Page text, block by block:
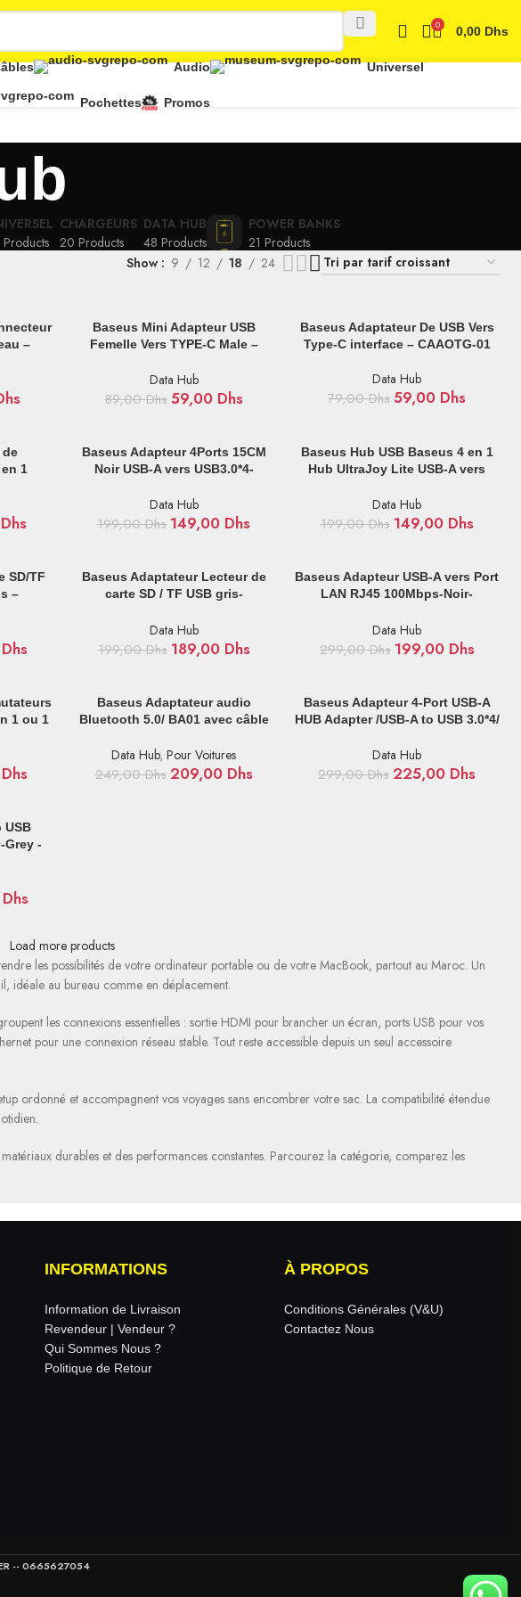
0 0,00 Dhs
Audio Universel
Pochettes Promos
CHARGEURS
20 Products
DATA HUB
48 Products
POWER BANKS
21 Products
Show 9 12 18 24
–
AJOUTER AU PANIER
Baseus Mini Adapteur USB
Femelle Vers TYPE-C Male –
Data Hub
89,00Dhs 59,00 Dhs
AJOUTER AU PANIER
Baseus Adaptateur De USB Vers
Type-C interface – CAAOTG-01
Data Hub
79,00Dhs59,00 Dhs
de
1
Dhs
AJOUTER AU PANIER
Baseus Adapteur 4Ports 15CM
Noir USB-A vers USB3.0*4-
Data Hub
199,00Dhs 149,00 Dhs
AJOUTER AU PANIER
Baseus Hub USB Baseus 4 en 1
Hub UltraJoy Lite USB-A vers
B0005280B811-00
Data Hub
199,00Dhs 149,00 Dhs
SD/TF
–
Dhs
AJOUTER AU PANIER
Baseus Adaptateur Lecteur de
carte SD / TF USB gris-
Data Hub
199,00Dhs 189,00 Dhs
AJOUTER AU PANIER
Baseus Adapteur USB-A vers Port
LAN RJ45 100Mbps-Noir-
Data Hub
299,00Dhs 199,00 Dhs
1 ou 1
Dhs
AJOUTER AU PANIER
Baseus Adaptateur audio
Bluetooth 5.0/ BA01 avec câble
01
Data Hub,Pour Voitures
249,00Dhs 209,00 Dhs
AJOUTER AU PANIER
Baseus Adapteur 4-Port USB-A
HUB Adapter /USB-A to USB 3.0*4/
Data Hub
299,00Dhs225,00 Dhs
USB
Grey -
Dhs
Load more products
les possibilités de votre ordinateur portable ou de votre MacBook, partout au Maroc. Un
idéale au bureau comme en déplacement.
les connexions essentielles : sortie HDMI pour brancher un écran, ports USB pour vos
pour une connexion réseau stable. Tout reste accessible depuis un seul accessoire
ordonné et accompagnent vos voyages sans encombrer votre sac. La compatibilité étendue
durables et des performances constantes. Parcourez la catégorie, comparez les
INFORMATIONS
Information de Livraison
Revendeur | Vendeur ?
Qui Sommes Nous ?
Politique de Retour
À PROPOS
Conditions Générales (V&U)
Contactez Nous
-- 0665627054‬